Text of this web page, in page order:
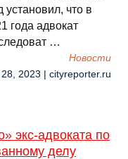
установил, что в
года адвокат
…
Новости
2023 | cityreporter.ru
экс-адвоката по
делу